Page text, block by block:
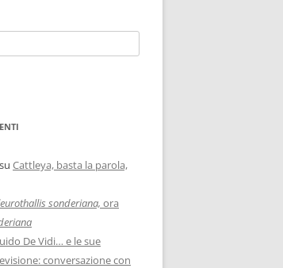
su Cattleya, basta la parola,
sonderiana, ora
De Vidi… e le sue
conversazione con